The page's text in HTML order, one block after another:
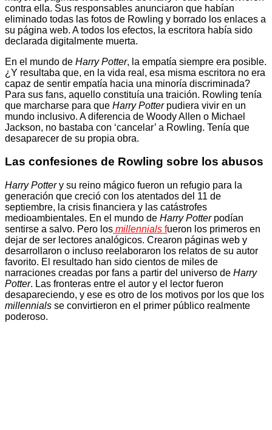
contra ella. Sus responsables anunciaron que habían
eliminado todas las fotos de Rowling y borrado los enlaces a
su página web. A todos los efectos, la escritora había sido
declarada digitalmente muerta.
En el mundo de Harry Potter, la empatía siempre era posible.
¿Y resultaba que, en la vida real, esa misma escritora no era
capaz de sentir empatía hacia una minoría discriminada?
Para sus fans, aquello constituía una traición. Rowling tenía
que marcharse para que Harry Potterpudiera vivir en un
mundo inclusivo. A diferencia de Woody Allen o Michael
Jackson, no bastaba con ‘cancelar’ a Rowling. Tenía que
desaparecer de su propia obra.
Las confesiones de Rowling sobre los abusos
Harry Pottery su reino mágico fueron un refugio para la
generación que creció con los atentados del 11 de
septiembre, la crisis financiera y las catástrofes
medioambientales. En el mundo de Harry Potterpodían
sentirse a salvo. Pero los millennials fueron los primeros en
dejar de ser lectores analógicos. Crearon páginas web y
desarrollaron o incluso reelaboraron los relatos de su autor
favorito. El resultado han sido cientos de miles de
narraciones creadas por fans a partir del universo de Harry
Potter. Las fronteras entre el autor y el lector fueron
desapareciendo, y ese es otro de los motivos por los que los
millennials se convirtieron en el primer público realmente
poderoso.